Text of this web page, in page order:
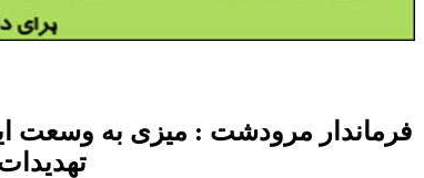
فرماندار مرودشت : میزی به وسعت